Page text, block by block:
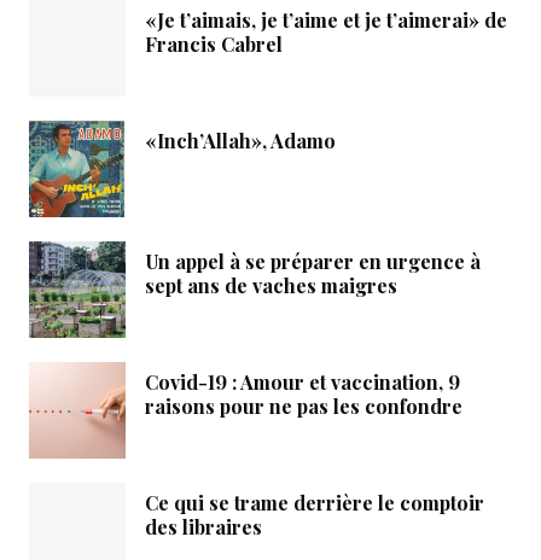
«Je t’aimais, je t’aime et je t’aimerai» de
Francis Cabrel
«Inch’Allah», Adamo
Un appel à se préparer en urgence à
sept ans de vaches maigres
Covid-19 : Amour et vaccination, 9
raisons pour ne pas les confondre
Ce qui se trame derrière le comptoir
des libraires